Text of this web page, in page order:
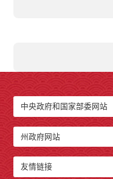
中央政府和国家部委网站
州政府网站
友情链接